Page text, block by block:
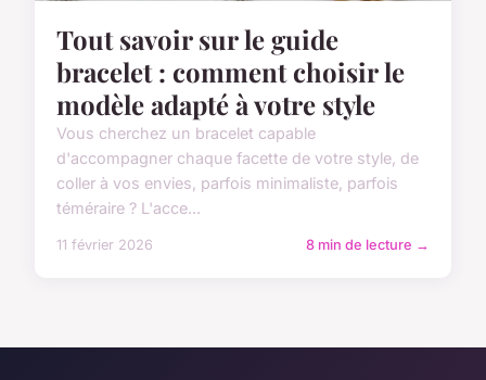
Tout savoir sur le guide
bracelet : comment choisir le
modèle adapté à votre style
Vous cherchez un bracelet capable
d'accompagner chaque facette de votre style, de
coller à vos envies, parfois minimaliste, parfois
téméraire ? L'acce...
11 février 2026 8 min de lecture →